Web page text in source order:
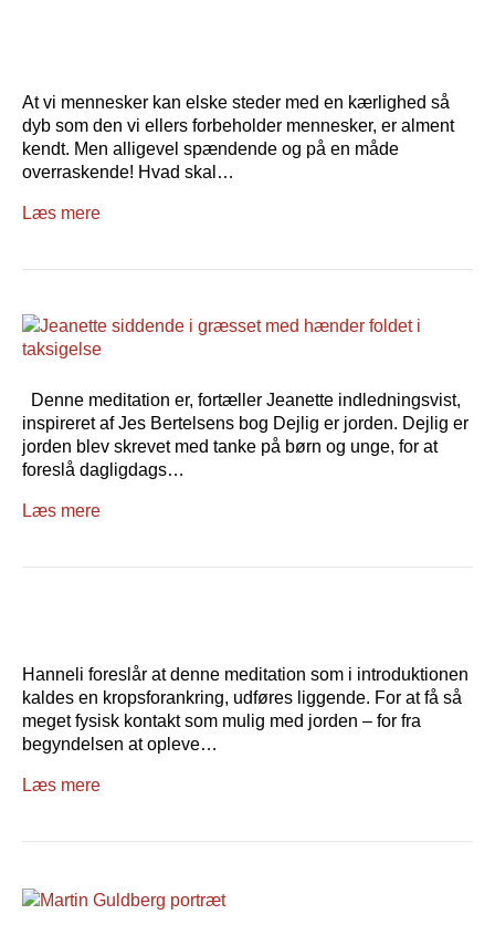
At vi mennesker kan elske steder med en kærlighed så
dyb som den vi ellers forbeholder mennesker, er alment
kendt. Men alligevel spændende og på en måde
overraskende! Hvad skal…
Læs mere
Denne meditation er, fortæller Jeanette indledningsvist,
inspireret af Jes Bertelsens bog Dejlig er jorden. Dejlig er
jorden blev skrevet med tanke på børn og unge, for at
foreslå dagligdags…
Læs mere
Hanneli foreslår at denne meditation som i introduktionen
kaldes en kropsforankring, udføres liggende. For at få så
meget fysisk kontakt som mulig med jorden – for fra
begyndelsen at opleve…
Læs mere